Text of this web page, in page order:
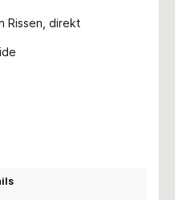
Rissen, direkt